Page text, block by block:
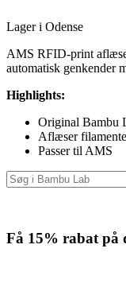
Lager i Odense
AMS RFID-print
automatisk genkender
Highlights:
Original Bambu
Aflæser
Passer til AMS
Få 15% rabat på